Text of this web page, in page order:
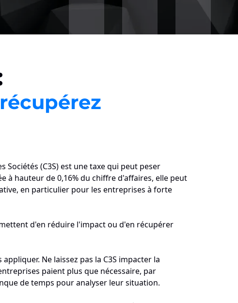
Sociétés (C3S) est une taxe qui peut peser
à hauteur de 0,16% du chiffre d'affaires, elle peut
en particulier pour les entreprises à forte
d'en réduire l'impact ou d'en récupérer
Ne laissez pas la C3S impacter la
paient plus que nécessaire, par
de temps pour analyser leur situation.